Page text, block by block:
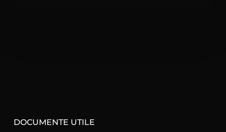
DOCUMENTE UTILE